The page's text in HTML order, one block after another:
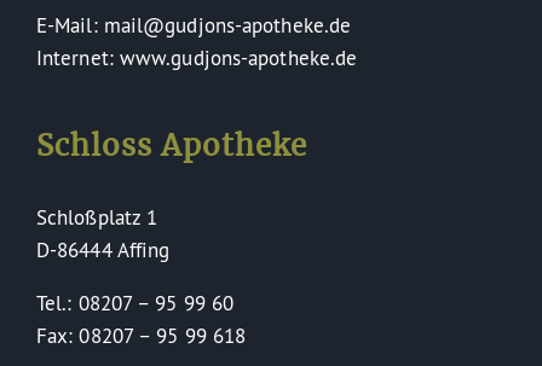
E-Mail: mail@gudjons-apotheke.de
Internet: www.gudjons-apotheke.de
Schloss Apotheke
Schloßplatz 1
D-86444 Affing
Tel.: 08207 – 95 99 60
Fax: 08207 – 95 99 618